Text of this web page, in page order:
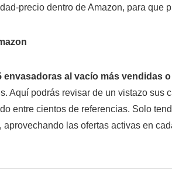
precio dentro de Amazon, para que
envasadoras al vacío más vendidas
Aquí podrás revisar de un vistazo
entre cientos de referencias. Solo
las ofertas activas en